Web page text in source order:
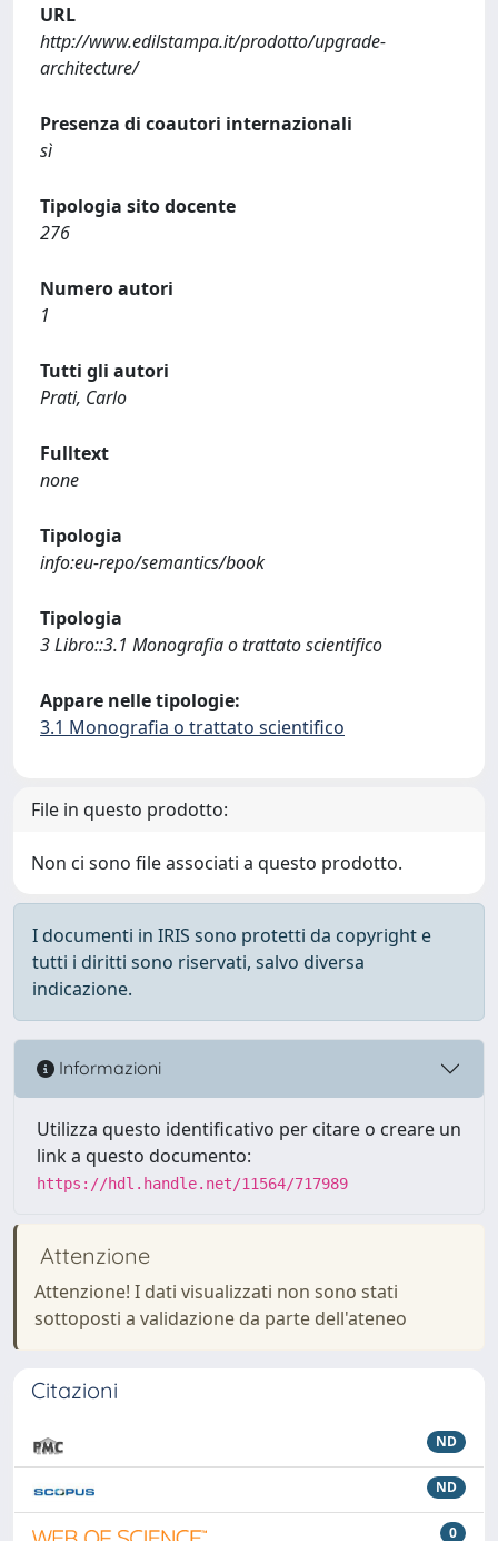
URL
http://www.edilstampa.it/prodotto/upgrade-
architecture/
Presenza di coautori internazionali
sì
Tipologia sito docente
276
Numero autori
1
Tutti gli autori
Prati, Carlo
Fulltext
none
Tipologia
info:eu-repo/semantics/book
Tipologia
3 Libro::3.1 Monografia o trattato scientifico
Appare nelle tipologie:
3.1 Monografia o trattato scientifico
File in questo prodotto:
Non ci sono file associati a questo prodotto.
I documenti in IRIS sono protetti da copyright e
tutti i diritti sono riservati, salvo diversa
indicazione.
Informazioni
Utilizza questo identificativo per citare o creare un
link a questo documento:
https://hdl.handle.net/11564/717989
Attenzione
Attenzione! I dati visualizzati non sono stati
sottoposti a validazione da parte dell'ateneo
Citazioni
ND
ND
0